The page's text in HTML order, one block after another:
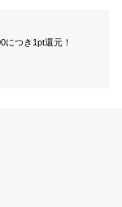
つき1pt還元！